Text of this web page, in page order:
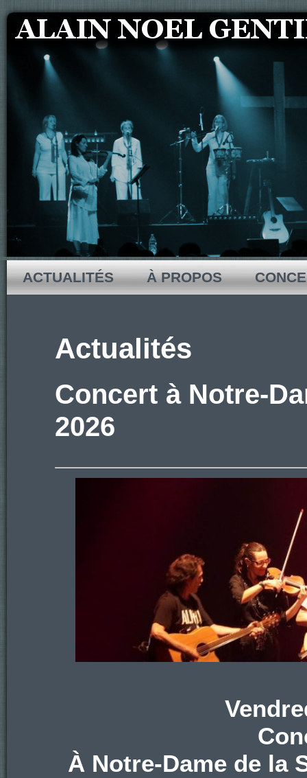
À PROPOS
ACTUALITÉS
Actualités
Concert à Notre-
2026
À Notre-Dame de la